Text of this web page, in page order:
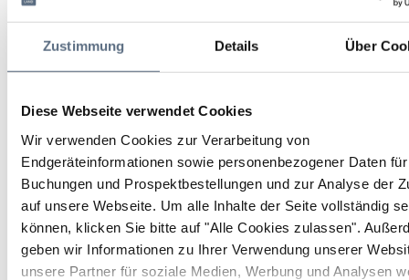
Zustimmung Details Über
Diese Webseite verwendet Cookies
Wir verwenden Cookies zur Verarbeitung von
Endgeräteinformationen sowie personenbezogener Daten
Buchungen und Prospektbestellungen und zur Analyse der
auf unsere Webseite. Um alle Inhalte der Seite vollständig
können, klicken Sie bitte auf "Alle Cookies zulassen".
geben wir Informationen zu Ihrer Verwendung unserer
unsere Partner für soziale Medien, Werbung und Analysen
Altlacher Hochkopf (1328
m)
leicht
Dauer
2:03 h
Strecke
10.15 km
Aufstieg
492 hm
Abstieg
500 hm